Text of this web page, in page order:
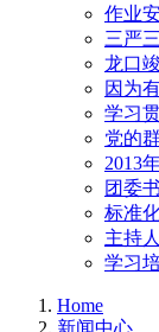
作业
三严
龙口
因为
学习
党的
2013
团委
标准
主持
学习
Home
新闻中心